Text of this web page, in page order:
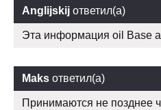
Anglijskij ответил(а)
Эта информация oil Base
Maks ответил(а)
Принимаются не позднее